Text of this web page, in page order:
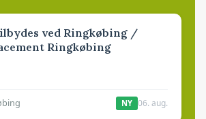
ved Ringkøbing /
Ringkøbing
NY 06. aug.